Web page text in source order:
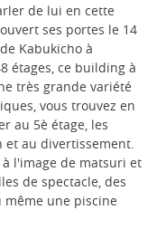
de lui en cette
ses portes le 14
Kabukicho à
étages, ce building à
très grande variété
vous trouvez en
au 5è étage, les
et au divertissement.
l'image de matsuri et
de spectacle, des
même une piscine